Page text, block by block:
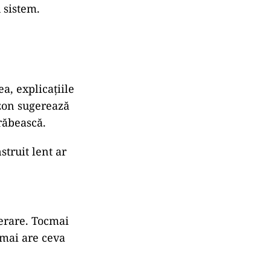
explicațiile
sugerează
lent ar
Tocmai
are ceva